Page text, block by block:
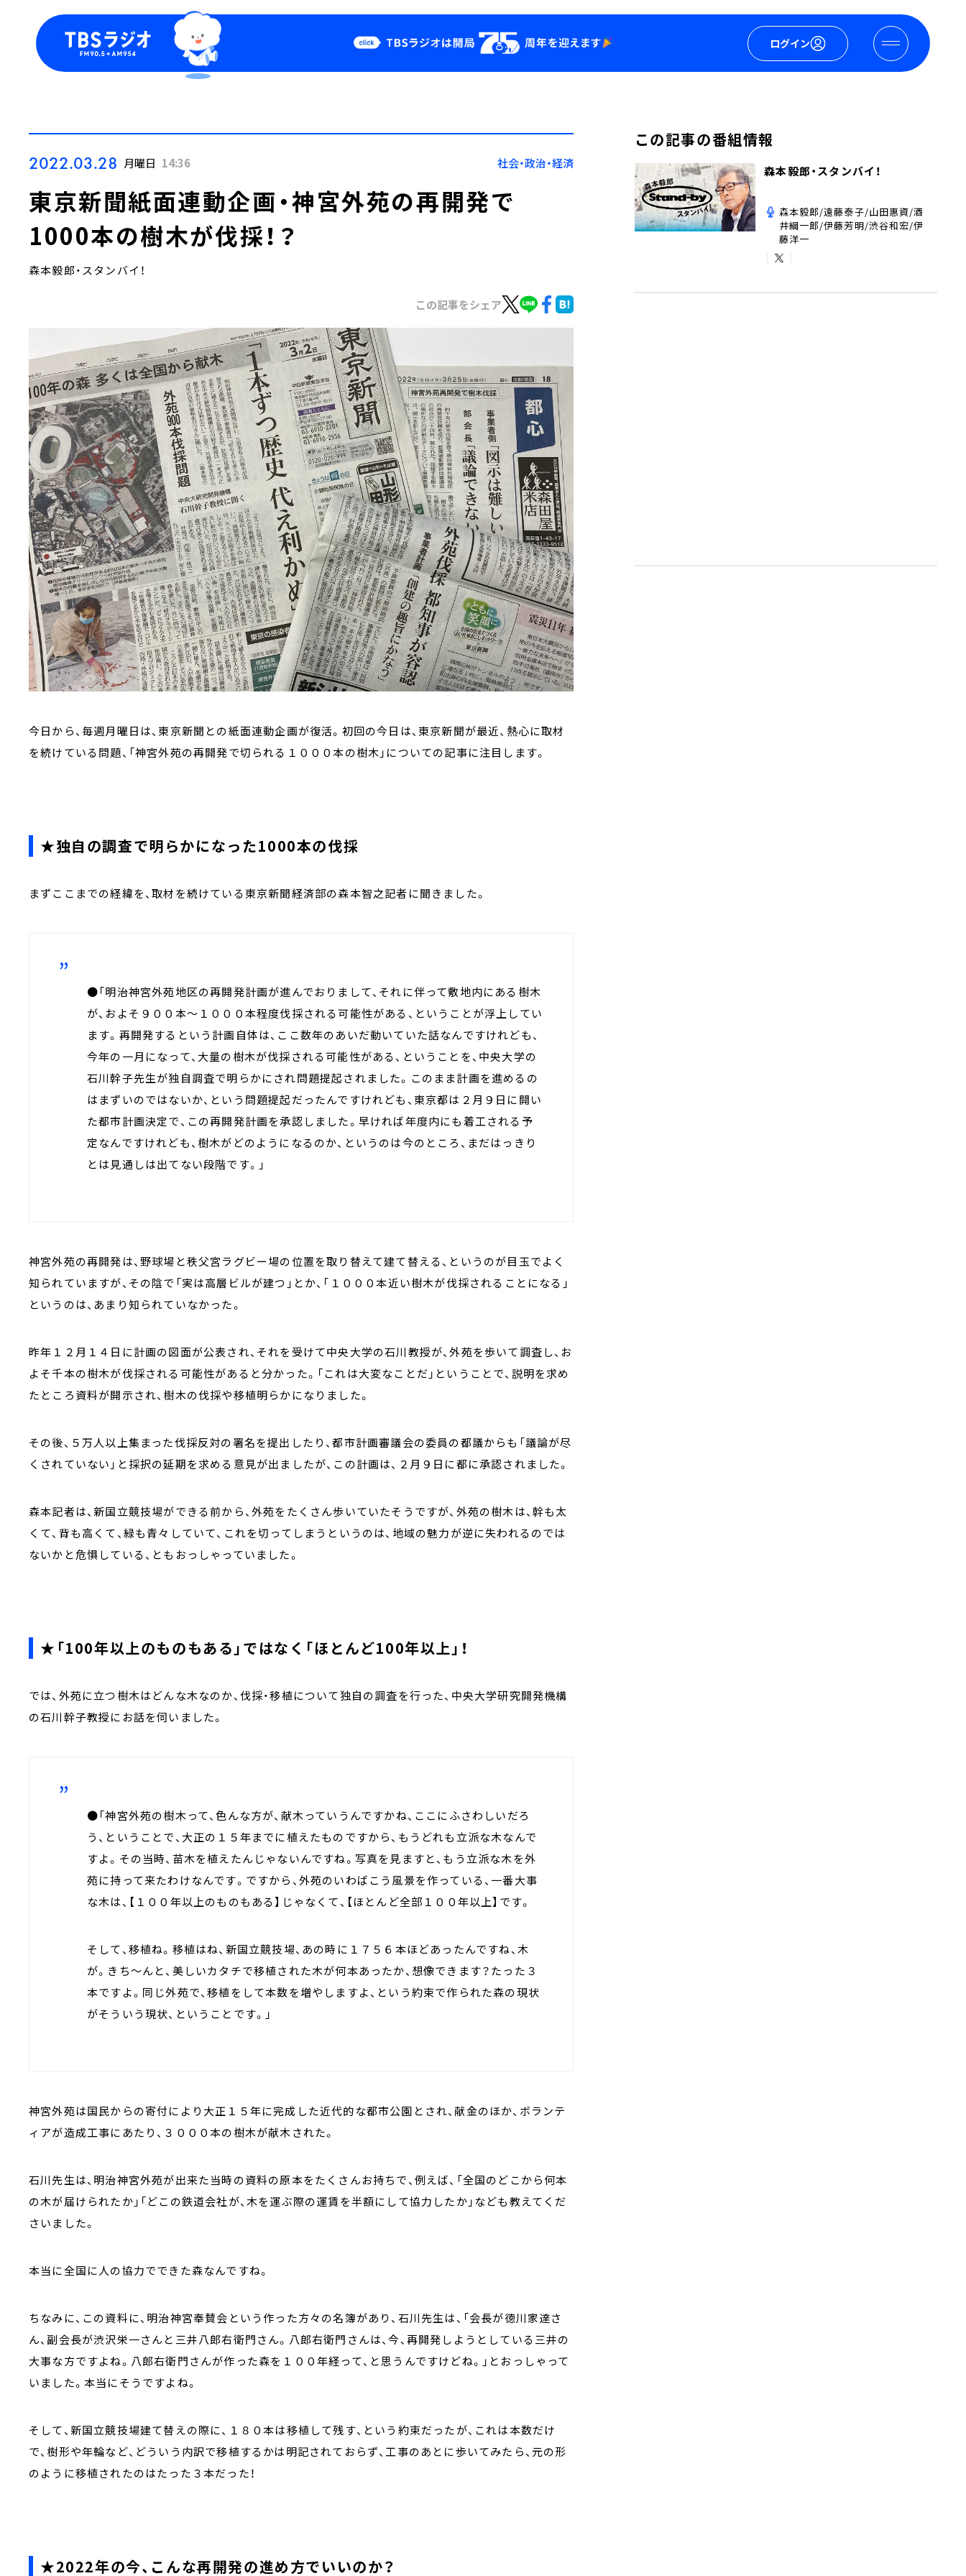
ログイン
Podcast
YouTube
会社情報
2022.03.28 月曜日 14:36 社会・政治・経済
東京新聞紙面連動企画・神宮外苑の再開発で
1000本の樹木が伐採！？
森本毅郎・スタンバイ！
この記事をシェア
今日から、毎週月曜日は、東京新聞との紙面連動企画が復活。初回の今日は、東京新聞が最近、熱心に取材
を続けている問題、「神宮外苑の再開発で切られる１０００本の樹木」についての記事に注目します。
★独自の調査で明らかになった1000本の伐採
まずここまでの経緯を、取材を続けている東京新聞経済部の森本智之記者に聞きました。
●「明治神宮外苑地区の再開発計画が進んでおりまして、それに伴って敷地内にある樹木
が、およそ９００本～１０００本程度伐採される可能性がある、ということが浮上してい
ます。再開発するという計画自体は、ここ数年のあいだ動いていた話なんですけれども、
今年の一月になって、大量の樹木が伐採される可能性がある、ということを、中央大学の
石川幹子先生が独自調査で明らかにされ問題提起されました。このまま計画を進めるの
はまずいのではないか、という問題提起だったんですけれども、東京都は２月９日に開い
た都市計画決定で、この再開発計画を承認しました。早ければ年度内にも着工される予
定なんですけれども、樹木がどのようになるのか、というのは今のところ、まだはっきり
とは見通しは出てない段階です。」
神宮外苑の再開発は、野球場と秩父宮ラグビー場の位置を取り替えて建て替える、というのが目玉でよく
知られていますが、その陰で「実は高層ビルが建つ」とか、「１０００本近い樹木が伐採されることになる」
というのは、あまり知られていなかった。
昨年１２月１４日に計画の図面が公表され、それを受けて中央大学の石川教授が、外苑を歩いて調査し、お
よそ千本の樹木が伐採される可能性があると分かった。「これは大変なことだ」ということで、説明を求め
たところ資料が開示され、樹木の伐採や移植明らかになりました。
その後、５万人以上集まった伐採反対の署名を提出したり、都市計画審議会の委員の都議からも「議論が尽
くされていない」と採択の延期を求める意見が出ましたが、この計画は、２月９日に都に承認されました。
森本記者は、新国立競技場ができる前から、外苑をたくさん歩いていたそうですが、外苑の樹木は、幹も太
くて、背も高くて、緑も青々していて、これを切ってしまうというのは、地域の魅力が逆に失われるのでは
ないかと危惧している、ともおっしゃっていました。
★「100年以上のものもある」ではなく「ほとんど100年以上」！
では、外苑に立つ樹木はどんな木なのか、伐採・移植について独自の調査を行った、中央大学研究開発機構
の石川幹子教授にお話を伺いました。
●「神宮外苑の樹木って、色んな方が、献木っていうんですかね、ここにふさわしいだろ
う、ということで、大正の１５年までに植えたものですから、もうどれも立派な木なんで
すよ。その当時、苗木を植えたんじゃないんですね。写真を見ますと、もう立派な木を外
苑に持って来たわけなんです。ですから、外苑のいわばこう風景を作っている、一番大事
な木は、【１００年以上のものもある】じゃなくて、【ほとんど全部１００年以上】です。
そして、移植ね。移植はね、新国立競技場、あの時に１７５６本ほどあったんですね、木
が。きち～んと、美しいカタチで移植された木が何本あったか、想像できます？たった３
本ですよ。同じ外苑で、移植をして本数を増やしますよ、という約束で作られた森の現状
がそういう現状、ということです。」
神宮外苑は国民からの寄付により大正１５年に完成した近代的な都市公園とされ、献金のほか、ボランテ
ィアが造成工事にあたり、３０００本の樹木が献木された。
石川先生は、明治神宮外苑が出来た当時の資料の原本をたくさんお持ちで、例えば、「全国のどこから何本
の木が届けられたか」「どこの鉄道会社が、木を運ぶ際の運賃を半額にして協力したか」なども教えてくだ
さいました。
本当に全国に人の協力でできた森なんですね。
ちなみに、この資料に、明治神宮奉賛会という作った方々の名簿があり、石川先生は、「会長が徳川家達さ
ん、副会長が渋沢栄一さんと三井八郎右衛門さん。八郎右衛門さんは、今、再開発しようとしている三井の
大事な方ですよね。八郎右衛門さんが作った森を１００年経って、と思うんですけどね。」とおっしゃって
いました。本当にそうですよね。
そして、新国立競技場建て替えの際に、１８０本は移植して残す、という約束だったが、これは本数だけ
で、樹形や年輪など、どういう内訳で移植するかは明記されておらず、工事のあとに歩いてみたら、元の形
のように移植されたのはたった３本だった！
★2022年の今、こんな再開発の進め方でいいのか？
この記事の番組情報
森本毅郎・スタンバイ！
森本毅郎/遠藤泰子/山田惠資/酒
井綱一郎/伊藤芳明/渋谷和宏/伊
藤洋一